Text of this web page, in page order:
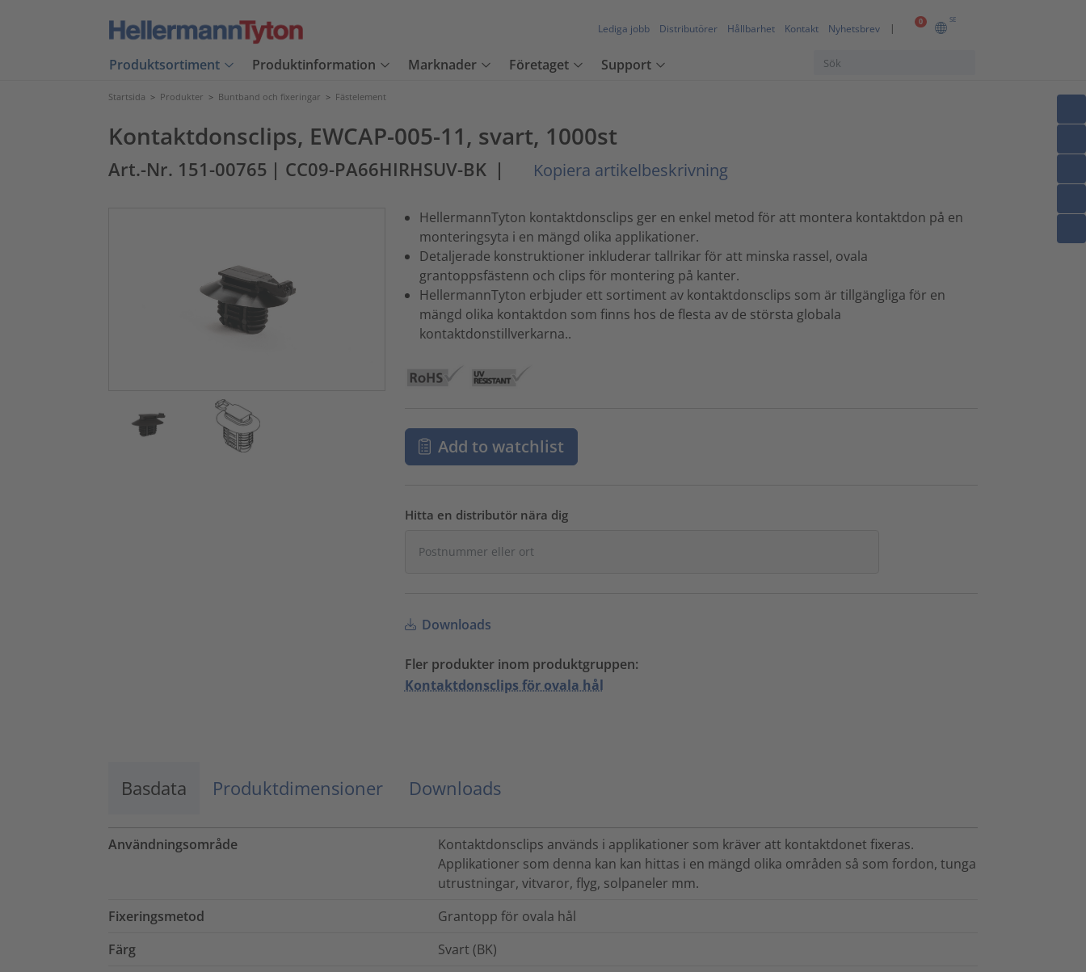
0 SE
Lediga jobb Distributörer Hållbarhet Kontakt Nyhetsbrev
Produktsortiment Produktinformation Marknader Företaget Support
Startsida > Produkter > Buntband och fixeringar > Fästelement
Kontaktdonsclips, EWCAP-005-11, svart, 1000st
Art.-Nr. 151-00765 | CC09-PA66HIRHSUV-BK | Kopiera artikelbeskrivning
HellermannTyton kontaktdonsclips ger en enkel metod för att montera kontaktdon på en
monteringsyta i en mängd olika applikationer.
Detaljerade konstruktioner inkluderar tallrikar för att minska rassel, ovala
grantoppsfästenn och clips för montering på kanter.
HellermannTyton erbjuder ett sortiment av kontaktdonsclips som är tillgängliga för en
mängd olika kontaktdon som finns hos de flesta av de största globala
kontaktdonstillverkarna..
Add to watchlist
Hitta en distributör nära dig
Downloads
Fler produkter inom produktgruppen:
Kontaktdonsclips för ovala hål
Basdata Produktdimensioner Downloads
Användningsområde
Kontaktdonsclips används i applikationer som kräver att kontaktdonet fixeras.
Applikationer som denna kan kan hittas i en mängd olika områden så som fordon, tunga
utrustningar, vitvaror, flyg, solpaneler mm.
Fixeringsmetod
Grantopp för ovala hål
Färg
Svart (BK)